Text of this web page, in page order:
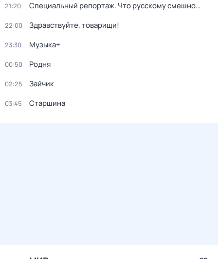
21:20 Специальный репортаж. Что русскому смешно…
22:00 Здравствуйте, товарищи!
23:30 Музыка+
00:50 Родня
02:25 Зайчик
03:45 Старшина